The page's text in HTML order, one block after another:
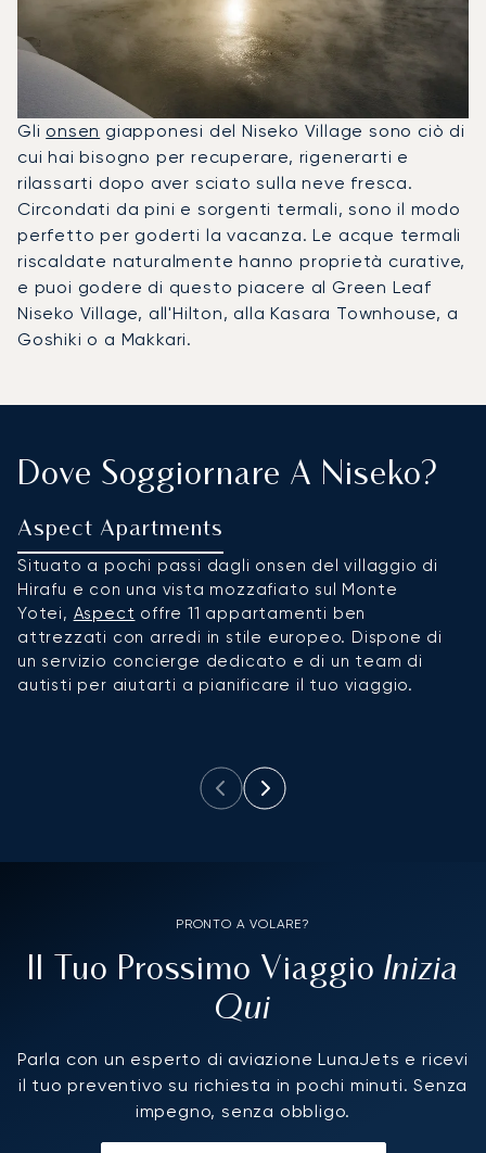
Gli onsen giapponesi del Niseko Village sono ciò di
cui hai bisogno per recuperare, rigenerarti e
rilassarti dopo aver sciato sulla neve fresca.
Circondati da pini e sorgenti termali, sono il modo
perfetto per goderti la vacanza. Le acque termali
riscaldate naturalmente hanno proprietà curative,
e puoi godere di questo piacere al Green Leaf
Niseko Village, all'Hilton, alla Kasara Townhouse, a
Goshiki o a Makkari.
Dove Soggiornare A Niseko?
Aspect Apartments
Situato a pochi passi dagli onsen del villaggio di
Hirafu e con una vista mozzafiato sul Monte
Yotei, Aspect offre 11 appartamenti ben
attrezzati con arredi in stile europeo. Dispone di
un servizio concierge dedicato e di un team di
autisti per aiutarti a pianificare il tuo viaggio.
PRONTO A VOLARE?
Il Tuo Prossimo Viaggio Inizia
Qui
Parla con un esperto di aviazione LunaJets e ricevi
il tuo preventivo su richiesta in pochi minuti. Senza
impegno, senza obbligo.